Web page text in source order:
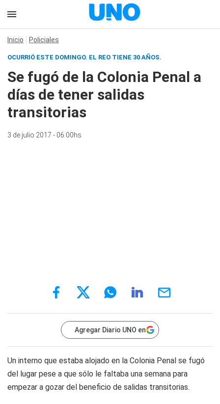
Inicio Policiales
OCURRIÓ ESTE DOMINGO. EL REO TIENE 30 AÑOS.
Se fugó de la Colonia Penal a
días de tener salidas
transitorias
3 de julio 2017 - 06:00hs
Agregar Diario UNO en
Un interno que estaba alojado en la Colonia Penal se fugó
del lugar pese a que sólo le faltaba una semana para
empezar a gozar del beneficio de salidas transitorias.